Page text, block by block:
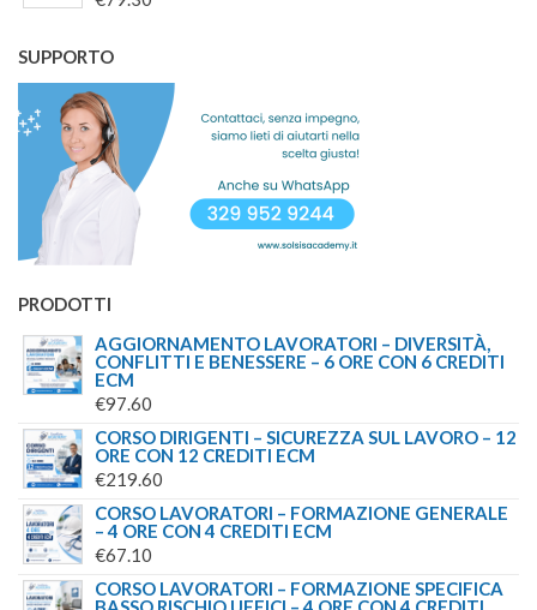
SUPPORTO
PRODOTTI
AGGIORNAMENTO LAVORATORI – DIVERSITÀ,
CONFLITTI E BENESSERE – 6 ORE CON 6 CREDITI
ECM
€97.60
CORSO DIRIGENTI – SICUREZZA SUL LAVORO – 12
ORE CON 12 CREDITI ECM
€219.60
CORSO LAVORATORI – FORMAZIONE GENERALE
– 4 ORE CON 4 CREDITI ECM
€67.10
CORSO LAVORATORI – FORMAZIONE SPECIFICA